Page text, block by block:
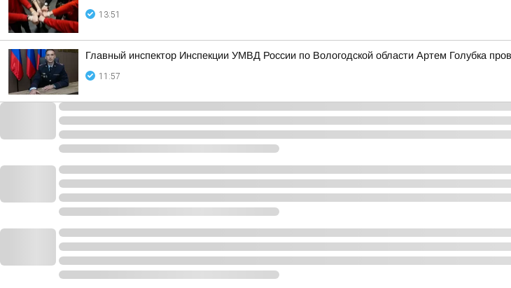
13:51
Главный инспектор Инспекции УМВД России по Вологодской области Артем Голубка
11:57